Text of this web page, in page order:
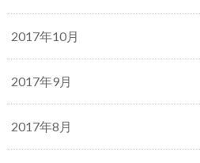
2017年10月
2017年9月
2017年8月